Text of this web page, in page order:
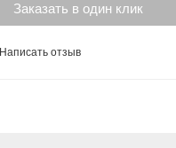
Заказать в один клик
Написать отзыв